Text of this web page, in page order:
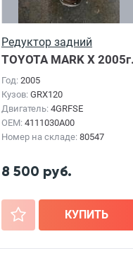
Редуктор задний
TOYOTA MARK X
Год: 2005
Кузов: GRX120
Двигатель: 4GRFSE
OEM: 4111030A00
Номер на складе: 80547
8 500 руб.
+ КУПИТЬ